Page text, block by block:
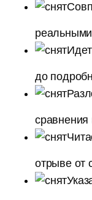
до
сравнения
отрыве от